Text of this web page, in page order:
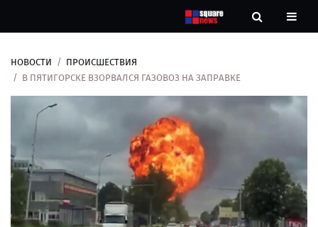
Новости
Рубрики
Контакты
О
нас
НОВОСТИ
ПРОИСШЕСТВИЯ
В ПЯТИГОРСКЕ ВЗОРВАЛСЯ ГАЗОВОЗ НА ЗАПРАВКЕ